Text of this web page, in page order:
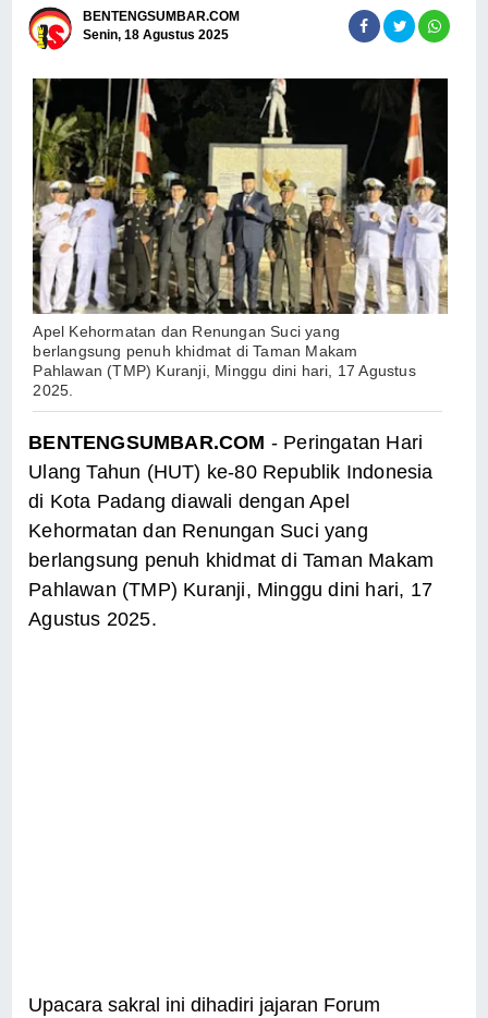
BENTENGSUMBAR.COM
Senin, 18 Agustus 2025
Apel Kehormatan dan Renungan Suci yang
berlangsung penuh khidmat di Taman Makam
Pahlawan (TMP) Kuranji, Minggu dini hari, 17 Agustus
2025.
BENTENGSUMBAR.COM - Peringatan Hari
Ulang Tahun (HUT) ke-80 Republik Indonesia
di Kota Padang diawali dengan Apel
Kehormatan dan Renungan Suci yang
berlangsung penuh khidmat di Taman Makam
Pahlawan (TMP) Kuranji, Minggu dini hari, 17
Agustus 2025.
Upacara sakral ini dihadiri jajaran Forum